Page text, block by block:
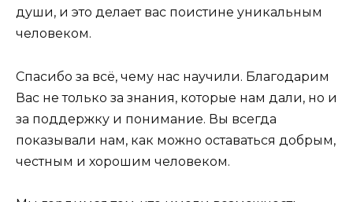
души, и это делает вас поистине уникальным
человеком.
Спасибо за всё, чему нас научили. Благодарим
Вас не только за знания, которые нам дали, но и
за поддержку и понимание. Вы всегда
показывали нам, как можно оставаться добрым,
честным и хорошим человеком.